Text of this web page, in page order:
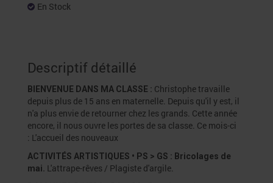
En Stock
Descriptif détaillé
BIENVENUE DANS MA CLASSE : Christophe travaille
depuis plus de 15 ans en maternelle. Depuis qu'il y est, il
n'a plus envie de retourner chez les grands. Cette année
encore, il nous ouvre les portes de sa classe. Ce mois-ci
: L'accueil des nouveaux
ACTIVITÉS ARTISTIQUES • PS > GS : Bricolages de
mai. L'attrape-rêves / Plagiste d'argile.